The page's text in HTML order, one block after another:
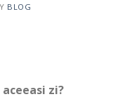
BLOG
zi?